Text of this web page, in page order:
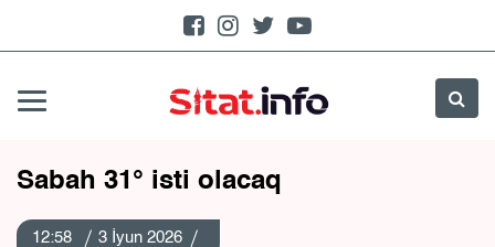
Sabah 31° isti olacaq
12:58 3 İyun 2026